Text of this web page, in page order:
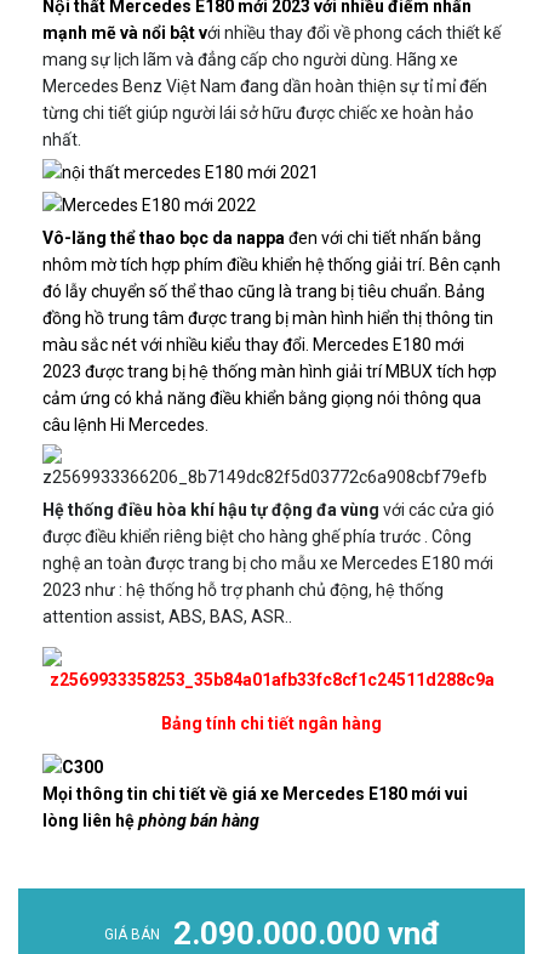
Nội thất Mercedes E180 mới 2023 với nhiều điểm nhấn
mạnh mẽ và nổi bật với nhiều thay đổi về phong cách thiết kế
mang sự lịch lãm và đẳng cấp cho người dùng. Hãng xe
Mercedes Benz Việt Nam đang dần hoàn thiện sự tỉ mỉ đến
từng chi tiết giúp người lái sở hữu được chiếc xe hoàn hảo
nhất.
Vô-lăng thể thao bọc da nappađen với chi tiết nhấn bằng
nhôm mờ tích hợp phím điều khiển hệ thống giải trí. Bên cạnh
đó lẫy chuyển số thể thao cũng là trang bị tiêu chuẩn. Bảng
đồng hồ trung tâm được trang bị màn hình hiển thị thông tin
màu sắc nét với nhiều kiểu thay đổi. Mercedes E180 mới
2023 được trang bị hệ thống màn hình giải trí MBUX tích hợp
cảm ứng có khả năng điều khiển bằng giọng nói thông qua
câu lệnh Hi Mercedes.
Hệ thống điều hòa khí hậu tự động đa vùng với các cửa gió
được điều khiển riêng biệt cho hàng ghế phía trước . Công
nghệ an toàn được trang bị cho mẫu xe Mercedes E180 mới
2023 như : hệ thống hỗ trợ phanh chủ động, hệ thống
attention assist, ABS, BAS, ASR..
Bảng tính chi tiết ngân hàng
Mọi thông tin chi tiết về giá xe Mercedes E180 mới vui
lòng liên hệphòng bán hàng
GIÁ BÁN 2.090.000.000 vnđ